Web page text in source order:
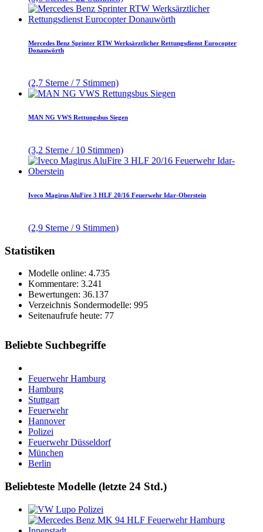
Mercedes Benz Sprinter RTW Werksärztlicher Rettungsdienst Eurocopter
Donauwörth
(2,7 Sterne / 7 Stimmen)
MAN NG VWS Rettungsbus Siegen
(3,2 Sterne / 10 Stimmen)
Iveco Magirus AluFire 3 HLF 20/16 Feuerwehr Idar-Oberstein
(2,9 Sterne / 9 Stimmen)
Statistiken
Modelle online: 4.735
Kommentare: 3.241
Bewertungen: 36.137
Verzeichnis Sondermodelle: 995
Seitenaufrufe heute: 77
Beliebte Suchbegriffe
Feuerwehr Hamburg
Hamburg
Stuttgart
Feuerwehr
Hannover
Polizei
Feuerwehr Düsseldorf
München
Berlin
Beliebteste Modelle (letzte 24 Std.)